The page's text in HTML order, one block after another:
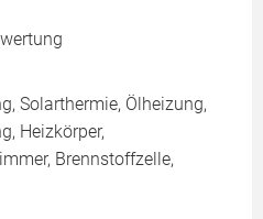
Solarthermie, Ölheizung,
Heizkörper,
Brennstoffzelle,